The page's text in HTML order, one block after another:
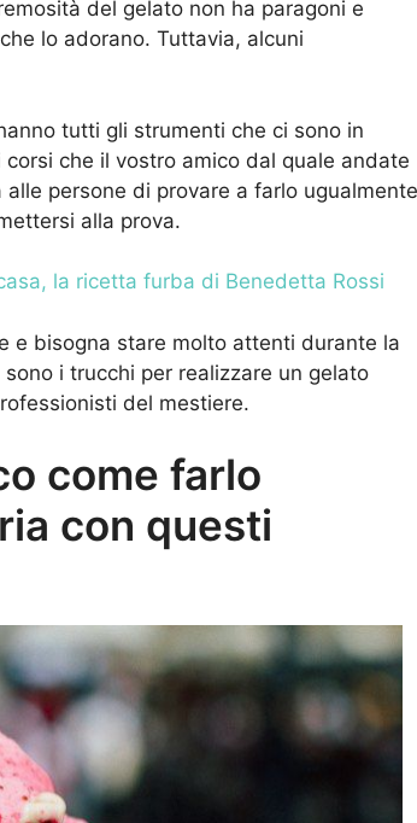
del gelato non ha paragoni e
lo adorano. Tuttavia, alcuni
tutti gli strumenti che ci sono in
che il vostro amico dal quale andate
persone di provare a farlo ugualmente
alla prova.
la ricetta furba di Benedetta Rossi
e bisogna stare molto attenti durante la
i trucchi per realizzare un gelato
del mestiere.
come farlo
con questi